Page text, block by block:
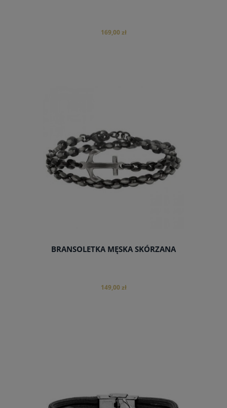
169,00 zł
BRANSOLETKA MĘSKA SKÓRZANA
149,00 zł